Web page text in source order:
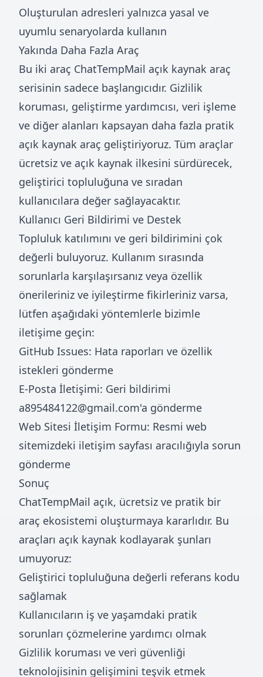
Oluşturulan adresleri yalnızca yasal ve
uyumlu senaryolarda kullanın
Yakında Daha Fazla Araç
Bu iki araç ChatTempMail açık kaynak araç
serisinin sadece başlangıcıdır. Gizlilik
koruması, geliştirme yardımcısı, veri işleme
ve diğer alanları kapsayan daha fazla pratik
açık kaynak araç geliştiriyoruz. Tüm araçlar
ücretsiz ve açık kaynak ilkesini sürdürecek,
geliştirici topluluğuna ve sıradan
kullanıcılara değer sağlayacaktır.
Kullanıcı Geri Bildirimi ve Destek
Topluluk katılımını ve geri bildirimini çok
değerli buluyoruz. Kullanım sırasında
sorunlarla karşılaşırsanız veya özellik
önerileriniz ve iyileştirme fikirleriniz varsa,
lütfen aşağıdaki yöntemlerle bizimle
iletişime geçin:
GitHub Issues: Hata raporları ve özellik
istekleri gönderme
E-Posta İletişimi: Geri bildirimi
a895484122@gmail.com'a gönderme
Web Sitesi İletişim Formu: Resmi web
sitemizdeki iletişim sayfası aracılığıyla sorun
gönderme
Sonuç
ChatTempMail açık, ücretsiz ve pratik bir
araç ekosistemi oluşturmaya kararlıdır. Bu
araçları açık kaynak kodlayarak şunları
umuyoruz:
Geliştirici topluluğuna değerli referans kodu
sağlamak
Kullanıcıların iş ve yaşamdaki pratik
sorunları çözmelerine yardımcı olmak
Gizlilik koruması ve veri güvenliği
teknolojisinin gelişimini teşvik etmek